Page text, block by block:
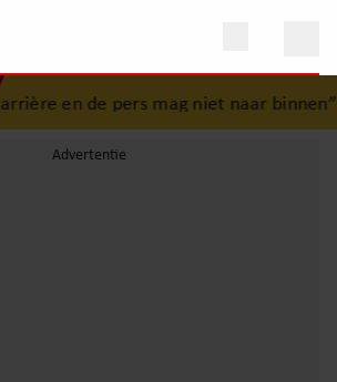
en de pers mag niet naar binnen”